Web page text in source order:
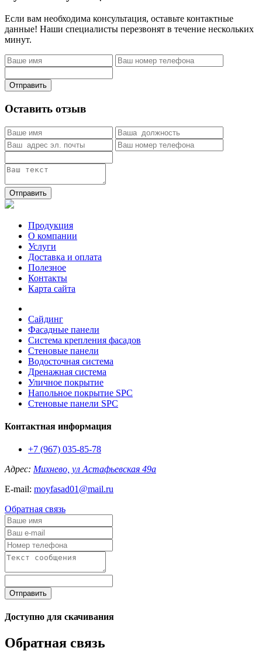
Если вам необходима консультация, оставьте контактные
данные! Наши специалисты перезвонят в течение нескольких
минут.
Отправить
Оставить отзыв
Отправить
Продукция
О компании
Услуги
Доставка и оплата
Полезное
Контакты
Карта сайта
Сайдинг
Фасадные панели
Система крепления фасадов
Стеновые панели
Водосточная система
Дренажная система
Уличное покрытие
Напольное покрытие SPC
Стеновые панели SPC
Контактная информация
+7 (967) 035-85-78
Адрес: Михнево, ул Астафьевская 49а
E-mail: moyfasad01@mail.ru
Обратная связь
Отправить
Доступно для скачивания
Обратная связь